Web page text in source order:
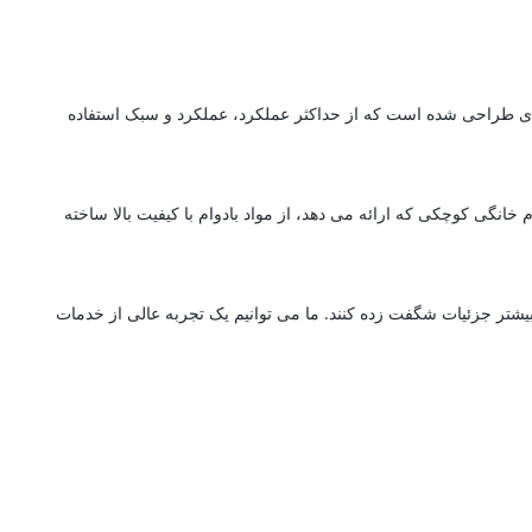
ای طراحی شده است که از حداکثر عملکرد، عملکرد و سبک استفاده
کوچکی که ارائه می دهد، از مواد بادوام با کیفیت بالا ساخته
جزئیات شگفت زده کنند. ما می توانیم یک تجربه عالی از خدمات